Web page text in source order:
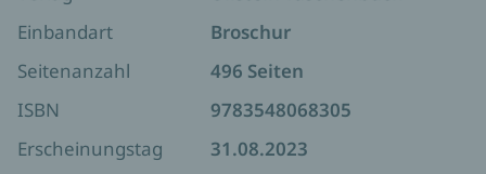
Baronin vor die schwerste Herausforderung: Kann
er ihre Liebe beschützen, ohne seinen Eid zu
brechen?
Kirche die großen Ereignisse Großbritanniens
Einbandart
Broschur
Seitenanzahl
496 Seiten
ISBN
9783548068305
Erscheinungstag
31.08.2023